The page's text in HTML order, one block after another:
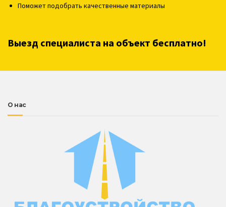
Поможет подобрать качественные материалы
Выезд специалиста на объект бесплатно!
О нас